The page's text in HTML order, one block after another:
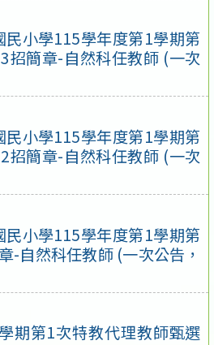
小學115學年度第1學期第
招簡章-自然科任教師 (一次
小學115學年度第1學期第
招簡章-自然科任教師 (一次
小學115學年度第1學期第
-自然科任教師 (一次公告，
期第1次特教代理教師甄選